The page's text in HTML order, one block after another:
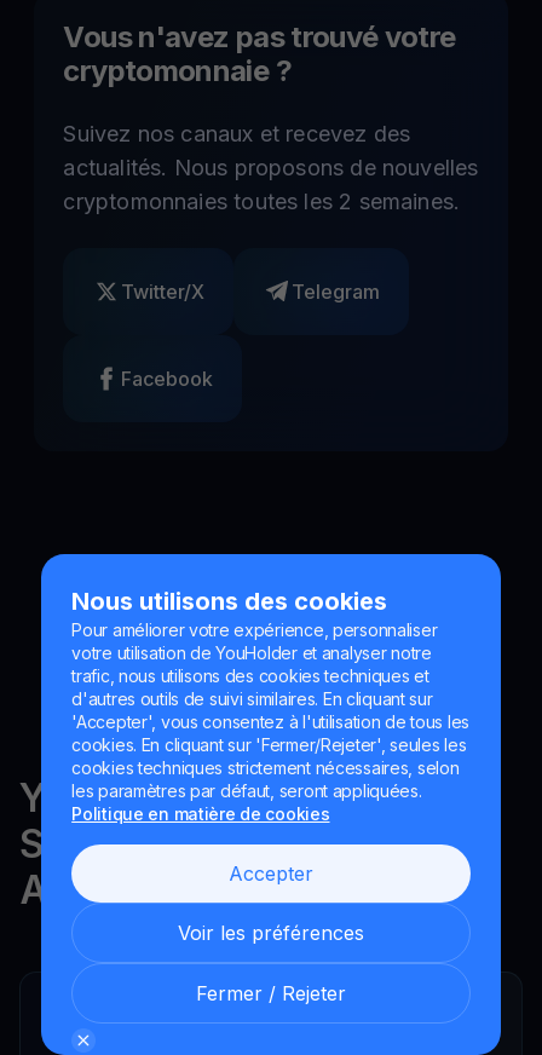
Nous utilisons des cookies
Pour améliorer votre expérience, personnaliser
votre utilisation de YouHolder et analyser notre
trafic, nous utilisons des cookies techniques et
d'autres outils de suivi similaires. En cliquant sur
'Accepter', vous consentez à l'utilisation de tous les
cookies. En cliquant sur 'Fermer/Rejeter', seules les
cookies techniques strictement nécessaires, selon
les paramètres par défaut, seront appliquées.
Politique en matière de cookies
Accepter
Voir les préférences
Fermer / Rejeter
Vous n'avez pas trouvé votre
cryptomonnaie ?
Suivez nos canaux et recevez des
actualités. Nous proposons de nouvelles
cryptomonnaies toutes les 2 semaines.
Twitter/X Telegram
Facebook
YouHodler est réglementé en
Suisse, dans l'UE et en
Argentine.
YouHodler SA